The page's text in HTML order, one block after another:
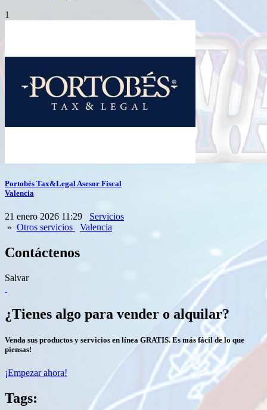
1
Portobés Tax&Legal Asesor Fiscal
Valencia
21 enero 2026 11:29
Servicios
» Otros servicios Valencia
Contáctenos
Salvar
¿Tienes algo para vender o alquilar?
Venda sus productos y servicios en línea GRATIS. Es más fácil de lo que
piensas!
¡Empezar ahora!
Tags: